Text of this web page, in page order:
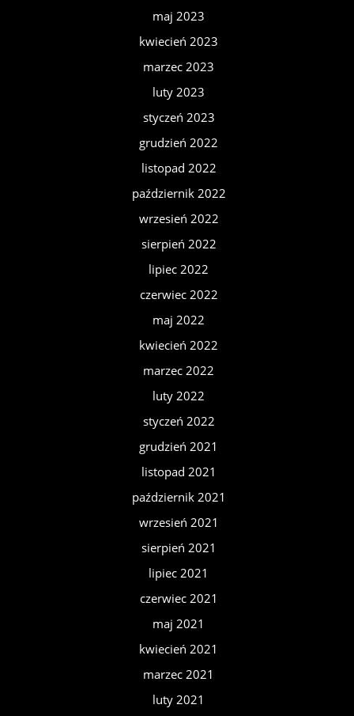
maj 2023
kwiecień 2023
marzec 2023
luty 2023
styczeń 2023
grudzień 2022
listopad 2022
październik 2022
wrzesień 2022
sierpień 2022
lipiec 2022
czerwiec 2022
maj 2022
kwiecień 2022
marzec 2022
luty 2022
styczeń 2022
grudzień 2021
listopad 2021
październik 2021
wrzesień 2021
sierpień 2021
lipiec 2021
czerwiec 2021
maj 2021
kwiecień 2021
marzec 2021
luty 2021